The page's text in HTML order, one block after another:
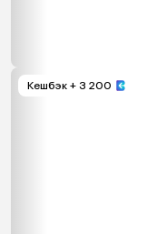
Кешбэк + 3 200